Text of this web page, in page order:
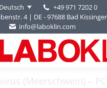
Deutsch
+49 971 7202 0
4 | DE - 97688 Bad
info@laboklin.com
(Meerschwein) –